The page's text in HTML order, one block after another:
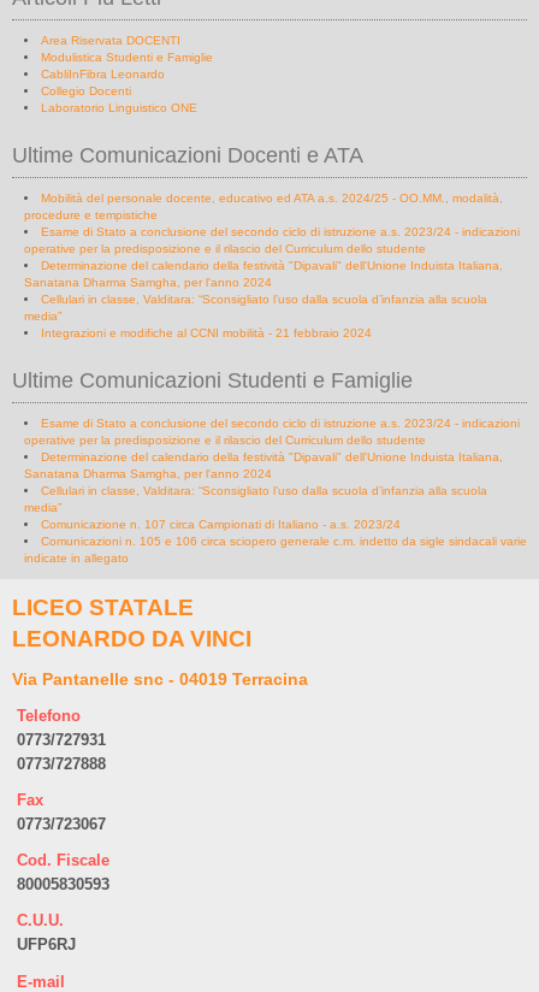
Area Riservata DOCENTI
Modulistica Studenti e Famiglie
CabliInFibra Leonardo
Collegio Docenti
Laboratorio Linguistico ONE
Ultime Comunicazioni Docenti e ATA
Mobilità del personale docente, educativo ed ATA a.s. 2024/25 - OO.MM., modalità,
procedure e tempistiche
Esame di Stato a conclusione del secondo ciclo di istruzione a.s. 2023/24 - indicazioni
operative per la predisposizione e il rilascio del Curriculum dello studente
Determinazione del calendario della festività "Dipavali" dell'Unione Induista Italiana,
Sanatana Dharma Samgha, per l'anno 2024
Cellulari in classe, Valditara: “Sconsigliato l’uso dalla scuola d’infanzia alla scuola
media”
Integrazioni e modifiche al CCNI mobilità - 21 febbraio 2024
Ultime Comunicazioni Studenti e Famiglie
Esame di Stato a conclusione del secondo ciclo di istruzione a.s. 2023/24 - indicazioni
operative per la predisposizione e il rilascio del Curriculum dello studente
Determinazione del calendario della festività "Dipavali" dell'Unione Induista Italiana,
Sanatana Dharma Samgha, per l'anno 2024
Cellulari in classe, Valditara: “Sconsigliato l’uso dalla scuola d’infanzia alla scuola
media”
Comunicazione n. 107 circa Campionati di Italiano - a.s. 2023/24
Comunicazioni n. 105 e 106 circa sciopero generale c.m. indetto da sigle sindacali varie
indicate in allegato
LICEO STATALE
LEONARDO DA VINCI
Via Pantanelle snc - 04019 Terracina
Telefono
0773/727931
0773/727888
Fax
0773/723067
Cod. Fiscale
80005830593
C.U.U.
UFP6RJ
E-mail